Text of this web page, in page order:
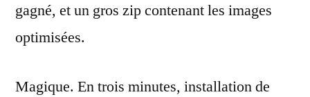
gagné, et un gros zip contenant les images
optimisées.
Magique. En trois minutes, installation de